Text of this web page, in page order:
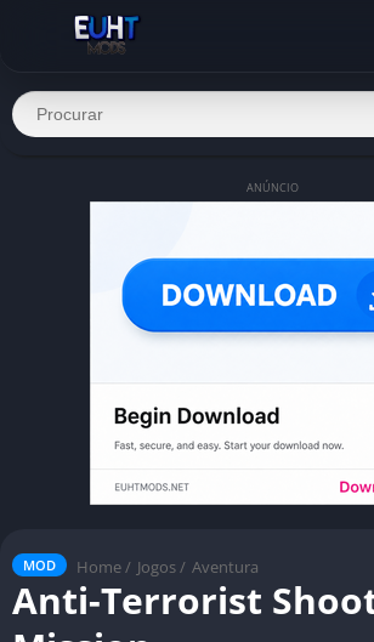
ANÚNCIO
MOD Home / Jogos / Aventura
Anti-Terrorist